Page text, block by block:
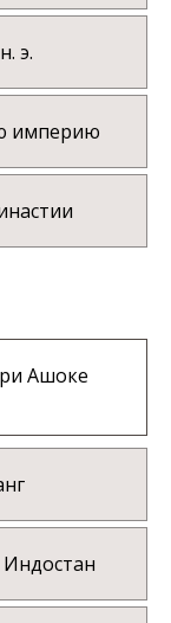
э.
империю
Ашоке
Индостан